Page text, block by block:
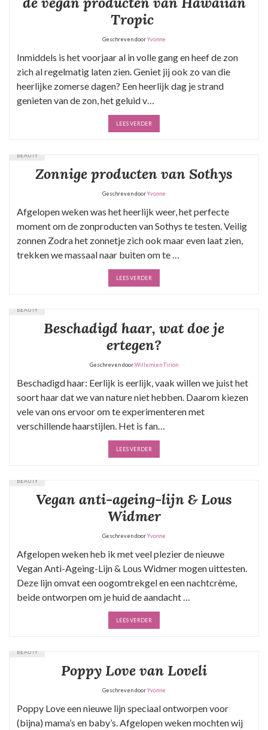
Tropic
Geschreven doorYvonne
Inmiddels is het voorjaar al in volle gang en heef de zon
zich al regelmatig laten zien. Geniet jij ook zo van die
heerlijke zomerse dagen? Een heerlijk dag je strand
genieten van de zon, het geluid v…
LEES VERDER
BEAUTY
Zonnige producten van Sothys
Geschreven doorYvonne
Afgelopen weken was het heerlijk weer, het perfecte
moment om de zonproducten van Sothys te testen. Veilig
zonnen Zodra het zonnetje zich ook maar even laat zien,
trekken we massaal naar buiten om te …
LEES VERDER
BEAUTY
Beschadigd haar, wat doe je
ertegen?
Geschreven doorWillemien Tirion
Beschadigd haar: Eerlijk is eerlijk, vaak willen we juist het
soort haar dat we van nature niet hebben. Daarom kiezen
vele van ons ervoor om te experimenteren met
verschillende haarstijlen. Het is fan…
LEES VERDER
BEAUTY
Vegan anti-ageing-lijn & Lous
Widmer
Geschreven doorYvonne
Afgelopen weken heb ik met veel plezier de nieuwe
Vegan Anti-Ageing-Lijn & Lous Widmer mogen uittesten.
Deze lijn omvat een oogomtrekgel en een nachtcrème,
beide ontworpen om je huid de aandacht …
LEES VERDER
BEAUTY
Poppy Love van Loveli
Geschreven doorYvonne
Poppy Love een nieuwe lijn speciaal ontworpen voor
(bijna) mama’s en baby’s. Afgelopen weken mochten wij